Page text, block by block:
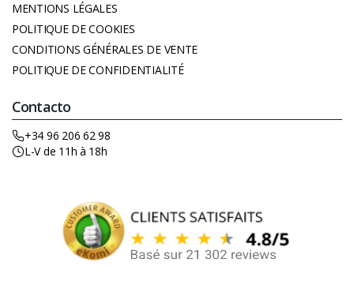
MENTIONS LÉGALES
POLITIQUE DE COOKIES
CONDITIONS GÉNÉRALES DE VENTE
POLITIQUE DE CONFIDENTIALITÉ
Contacto
+34 96 206 62 98
L-V de 11h à 18h